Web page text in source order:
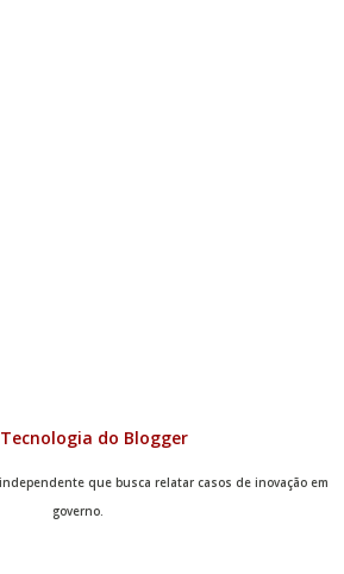
Tecnologia do Blogger
que busca relatar casos de inovação em
governo.